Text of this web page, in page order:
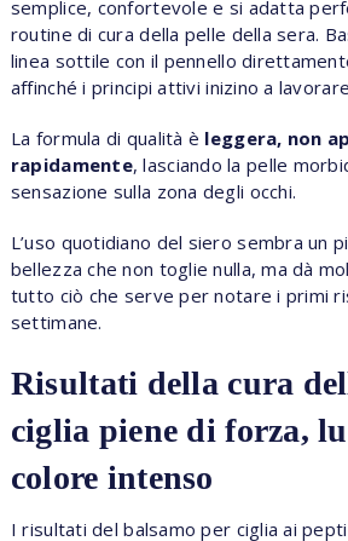
semplice, confortevole e si adatta
routine di cura della pelle della sera.
linea sottile con il pennello
affinché i principi attivi inizino a
La formula di qualità è leggera, non
rapidamente, lasciando la pelle
sensazione sulla zona degli occhi.
L’uso quotidiano del siero sembra un
bellezza che non toglie nulla, ma dà
tutto ciò che serve per notare i primi
settimane.
Risultati della cura
ciglia piene di forza,
colore intenso
I risultati del balsamo per ciglia ai